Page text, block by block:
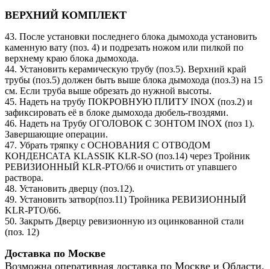
ВЕРХНИЙ КОМПЛЕКТ
43. После установки последнего блока дымохода установить
каменную вату (поз. 4) и подрезать ножом или пилкой по
верхнему краю блока дымохода.
44. Установить керамическую трубу (поз.5). Верхний край
трубы (поз.5) должен быть выше блока дымохода (поз.3) на 15
см. Если труба выше обрезать до нужной высоты.
45. Надеть на трубу ПОКРОВНУЮ ПЛИТУ INOX (поз.2) и
зафиксировать её в блоке дымохода дюбель-гвоздями.
46. Надеть на Трубу ОГОЛОВОК С ЗОНТОМ INOX (поз 1).
Завершающие операции.
47. Убрать тряпку с ОСНОВАНИЯ С ОТВОДОМ
КОНДЕНСАТА KLASSIK KLR-SO (поз.14) через Тройник
РЕВИЗИОННЫЙ KLR-PTO/66 и очистить от упавшего
раствора.
48. Установить дверцу (поз.12).
49. Установить затвор(поз.11) Тройника РЕВИЗИОННЫЙ
KLR-PTO/66.
50. Закрыть Дверцу ревизионную из оцинкованной стали
(поз. 12)
Доставка по Москве
Возможна оперативная доставка по Москве и Области.